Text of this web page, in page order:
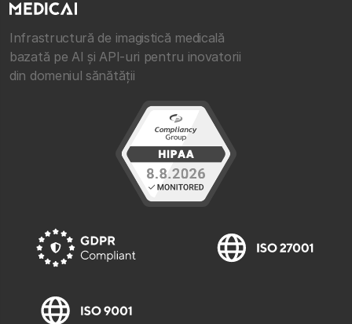
Infrastructură de imagistică medicală
bazată pe AI și API-uri pentru inovatorii
din domeniul sănătății